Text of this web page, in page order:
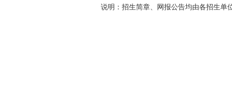
说明：招生简章、网报公告均由各招生单